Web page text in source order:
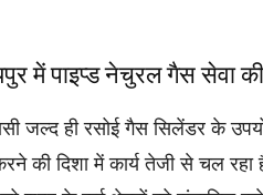
में पाइप्ड नेचुरल गैस सेवा की
जल्द ही रसोई गैस सिलेंडर के
की दिशा में कार्य तेजी से चल